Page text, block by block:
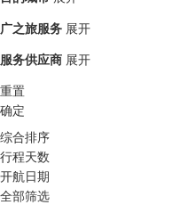
广之旅服务 展开
服务供应商 展开
重置
确定
综合排序
行程天数
开航日期
全部筛选